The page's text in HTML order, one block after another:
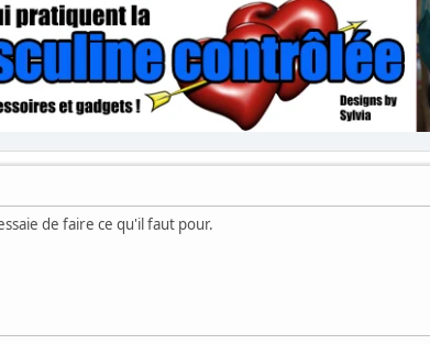
de faire ce qu'il faut pour.